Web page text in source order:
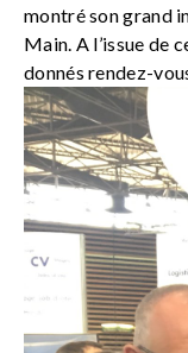
montré son grand
Main. A l’issue de
donnés rendez-